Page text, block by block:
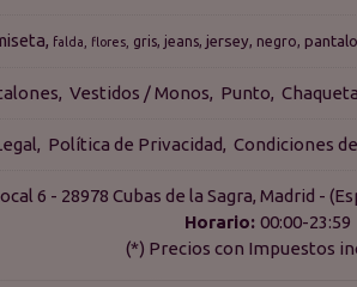
falda flores gris jeans jersey negro
Vestidos / Monos Punto
Política de Privacidad Condiciones
6 - 28978 Cubas de la Sagra, Madrid -
Horario:00:00-23:59
(*) Precios con Impuestos